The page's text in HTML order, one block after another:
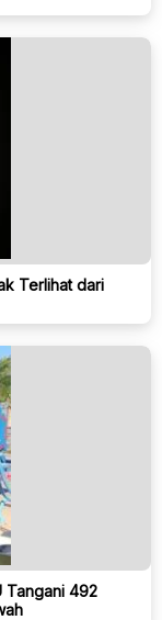
Terlihat dari
Tangani 492